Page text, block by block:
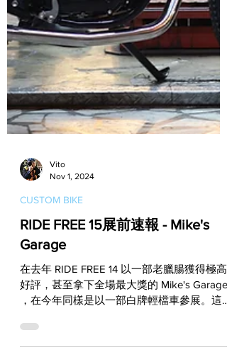
Vito
CUSTOM BIKE
RIDE FREE 15展前速報 - Mike's
Garage
在去年 RIDE FREE 14 以一部老臘腸獲得極高
好評，甚至拿下全場最大獎的 Mike's Garage